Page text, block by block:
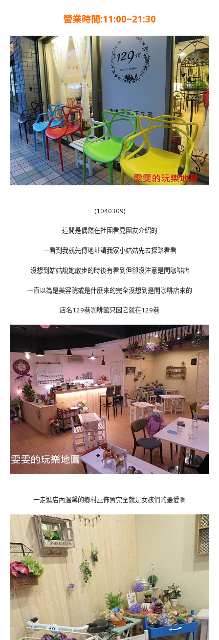
營業時間:11:00~21:30
(1040309)
這間是偶然在社團看見團友介紹的
一看到我就先傳地址請我家小姑姑先去探路看看
沒想到姑姑說她散步的時後有看到但卻沒注意是間咖啡店
一直以為是美容院或是什麼來的完全沒想到是間咖啡店來的
店名129巷咖啡館只因它就在129巷
一走進店內溫馨的鄉村風佈置完全就是女孩們的最愛啊